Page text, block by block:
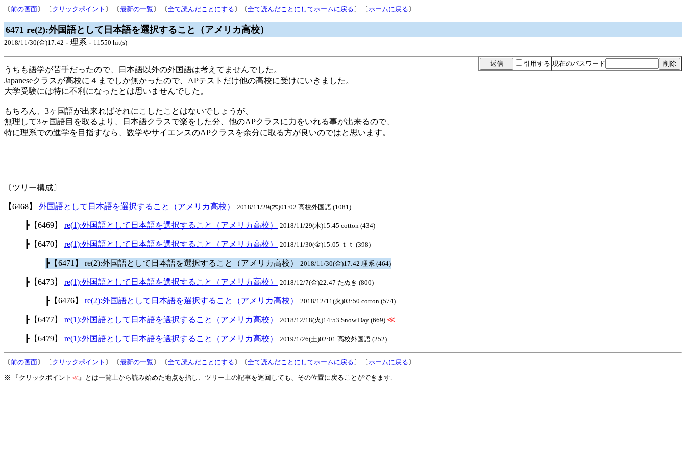
〔前の画面〕 〔 クリックポイント 〕 〔最新の一覧 〕 〔全て読んだことにする 〕〔全て読んだことにしてホームに戻る 〕 〔ホームに戻る 〕
6471 re(2):外国語として日本語を選択すること（アメリカ高校）
2018/11/30(金)17:42 - 理系 - 11550 hit(s)
引用する 現在のパスワード
うちも語学が苦手だったので、日本語以外の外国語は考えてませんでした。
Japaneseクラスが高校に４までしか無かったので、APテストだけ他の高校に受けにいきました。
大学受験には特に不利になったとは思いませんでした。
もちろん、3ヶ国語が出来ればそれにこしたことはないでしょうが、
無理して3ヶ国語目を取るより、日本語クラスで楽をした分、他のAPクラスに力をいれる事が出来るので、
特に理系での進学を目指すなら、数学やサイエンスのAPクラスを余分に取る方が良いのではと思います。
〔ツリー構成〕
【6468】 外国語として日本語を選択すること（アメリカ高校） 2018/11/29(木)01:02 高校外国語 (1081)
┣【6469】 re(1):外国語として日本語を選択すること（アメリカ高校） 2018/11/29(木)15:45 cotton (434)
┣【6470】 re(1):外国語として日本語を選択すること（アメリカ高校） 2018/11/30(金)15:05 ｔｔ (398)
┣【6471】 re(2):外国語として日本語を選択すること（アメリカ高校） 2018/11/30(金)17:42 理系 (464)
┣【6473】 re(1):外国語として日本語を選択すること（アメリカ高校） 2018/12/7(金)22:47 たぬき (800)
┣【6476】 re(2):外国語として日本語を選択すること（アメリカ高校） 2018/12/11(火)03:50 cotton (574)
┣【6477】 re(1):外国語として日本語を選択すること（アメリカ高校） 2018/12/18(火)14:53 Snow Day (669) ≪
┣【6479】 re(1):外国語として日本語を選択すること（アメリカ高校） 2019/1/26(土)02:01 高校外国語 (252)
〔前の画面〕 〔 クリックポイント 〕 〔最新の一覧 〕 〔全て読んだことにする 〕〔全て読んだことにしてホームに戻る 〕 〔ホームに戻る 〕
※ 『クリックポイント ≪』とは一覧上から読み始めた地点を指し、ツリー上の記事を巡回しても、その位置に戻ることができます.